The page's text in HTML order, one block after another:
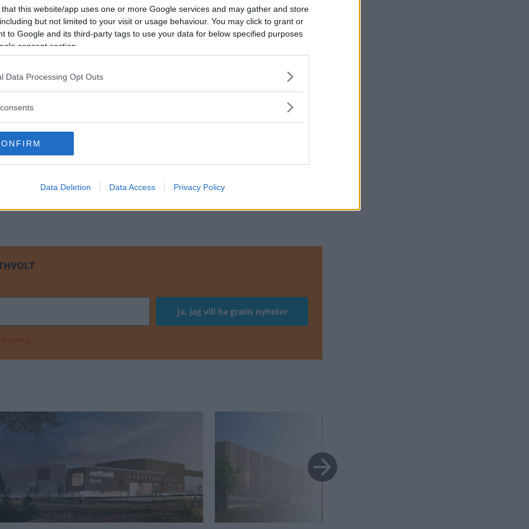
that this website/app uses one or more Google services and may gather and store
but not limited to your visit or usage behaviour. You may click to grant or
to Google and its third-party tags to use your data for below specified purposes
consent section.
Data Processing Opt Outs
Data Deletion Data Access Privacy Policy
använda sig av ryska leverantörer. Det ska enligt företaget
med om att det finns ”utmaningar lokalt” men säger att
utsläppen.
kallas producerar bland annat nickel och palladium. De
som båda styrs eller har grundats av ryska oligarker.
och släpper uppskattningsvis ut 1,9 miljoner ton
siffror. Nornickel uppges dock satsa miljardbelopp på att
med 2015 års nivå.
förlusten